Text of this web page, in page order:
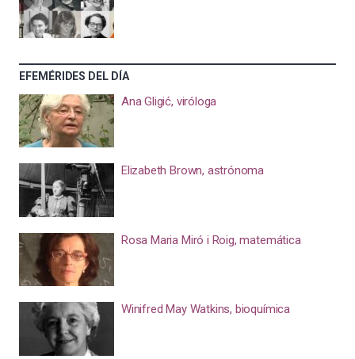
EFEMÉRIDES DEL DÍA
Ana Gligić, viróloga
Elizabeth Brown, astrónoma
Rosa Maria Miró i Roig, matemática
Winifred May Watkins, bioquímica